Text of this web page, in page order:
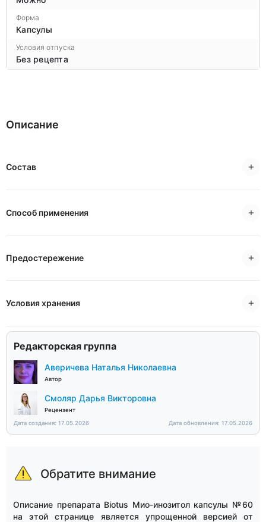
Форма
Капсулы
Условия отпуска
Без рецепта
Описание
Состав
Способ применения
Предостережение
Условия хранения
Редакторская группа
Аверичева Наталья Николаевна
Автор
Смоляр Дарья Викторовна
Рецензент
Дата создания: 17.05.2026
Дата обновления: 17.05.2026
Обратите внимание
Описание препарата Biotus Мио-инозитол капсулы №60
на этой странице является упрощенной версией от